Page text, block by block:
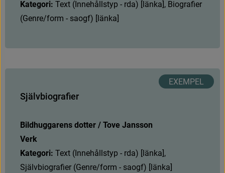
Kategori: Text (Innehållstyp - rda) [länka], Biografer
(Genre/form - saogf) [länka]
Sjä vbiografer
Bildhuggarens dotter / Tove Jansson
Verk
Kategori: Text (Innehållstyp - rda) [länka],
Självbiografer (Genre/form - saogf) [länka]